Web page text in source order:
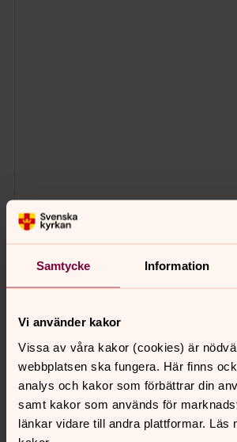
Samtycke Information
Vi använder kakor
Vissa av våra kakor (cookies) är
webbplatsen ska fungera. Här finns
analys och kakor som förbättrar din
samt kakor som används för
länkar vidare till andra plattformar. Läs